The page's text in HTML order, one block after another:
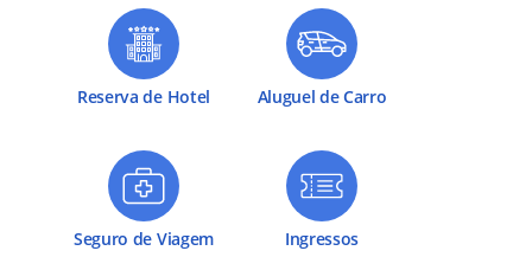
Reserva de Hotel Aluguel de Carro
Seguro de Viagem Ingressos